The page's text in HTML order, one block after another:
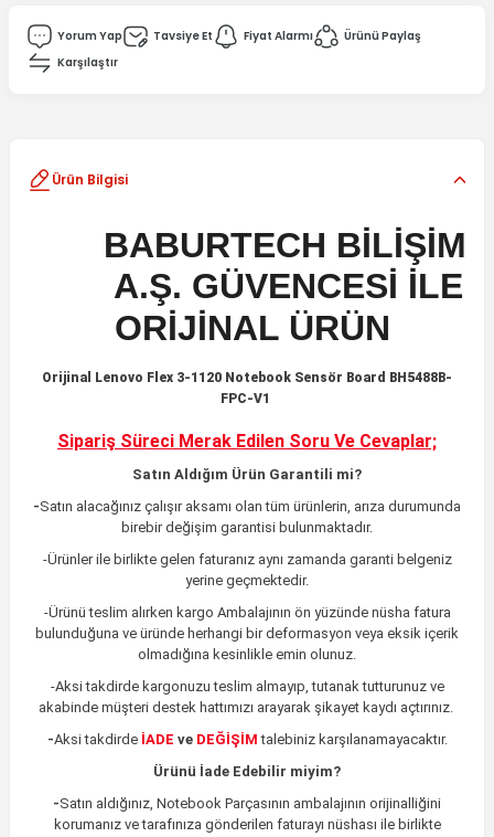
Yorum Yap Tavsiye Et Fiyat Alarmı
Ürünü Paylaş
Karşılaştır
Ürün Bilgisi
BABURTECH BİLİŞİM
A.Ş. GÜVENCESİ İLE
ORİJİNAL ÜRÜN
Orijinal Lenovo Flex 3-1120 Notebook Sensör Board BH5488B-
FPC-V1
Sipariş Süreci Merak Edilen Soru Ve Cevaplar;
Satın Aldığım Ürün Garantili mi?
-Satın alacağınız çalışır aksamı olan tüm ürünlerin, arıza durumunda
birebir değişim garantisi bulunmaktadır.
-Ürünler ile birlikte gelen faturanız aynı zamanda garanti belgeniz
yerine geçmektedir.
-Ürünü teslim alırken kargo Ambalajının ön yüzünde nüsha fatura
bulunduğuna ve üründe herhangi bir deformasyon veya eksik içerik
olmadığına kesinlikle emin olunuz.
-Aksi takdirde kargonuzu teslim almayıp, tutanak tutturunuz ve
akabinde müşteri destek hattımızı arayarak şikayet kaydı açtırınız.
-Aksi takdirde İADE ve DEĞİŞİM talebiniz karşılanamayacaktır.
Ürünü İade Edebilir miyim?
-Satın aldığınız, Notebook Parçasının ambalajının orijinalliğini
korumanız ve tarafınıza gönderilen faturayı nüshası ile birlikte